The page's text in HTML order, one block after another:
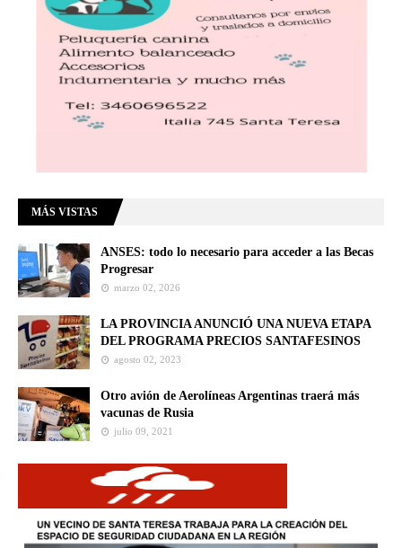
MÁS VISTAS
ANSES: todo lo necesario para acceder a las Becas
Progresar
marzo 02, 2026
LA PROVINCIA ANUNCIÓ UNA NUEVA ETAPA
DEL PROGRAMA PRECIOS SANTAFESINOS
agosto 02, 2023
Otro avión de Aerolíneas Argentinas traerá más
vacunas de Rusia
julio 09, 2021